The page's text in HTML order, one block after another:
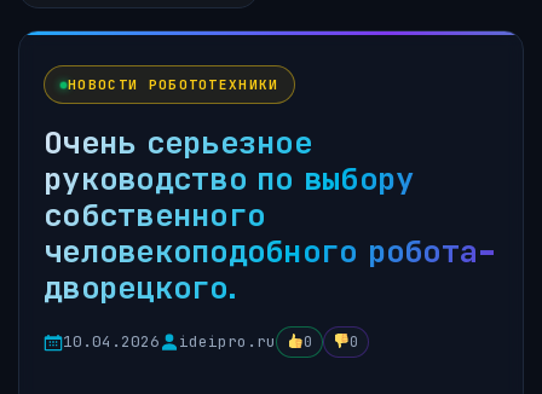
НОВОСТИ РОБОТОТЕХНИКИ
Очень серьезное
руководство по выбору
собственного
человекоподобного робота-
дворецкого.
10.04.2026 ideipro.ru 0 0